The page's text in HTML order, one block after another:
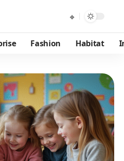
Fashion Habitat